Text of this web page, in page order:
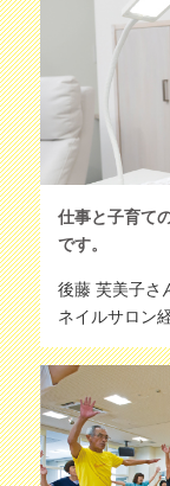
仕事と子育て
です。
後藤 芙美子さ
ネイルサロン